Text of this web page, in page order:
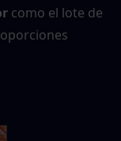
como el lote de